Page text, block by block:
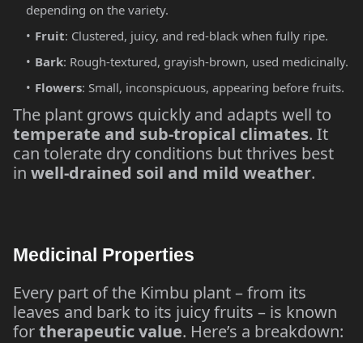
depending on the variety.
Fruit: Clustered, juicy, and red-black when fully ripe.
Bark: Rough-textured, grayish-brown, used medicinally.
Flowers: Small, inconspicuous, appearing before fruits.
The plant grows quickly and adapts well to
temperate and sub-tropical climates. It
can tolerate dry conditions but thrives best
in well-drained soil and mild weather.
Medicinal Properties
Every part of the Kimbu plant – from its
leaves and bark to its juicy fruits – is known
fortherapeutic value. Here’s a breakdown: